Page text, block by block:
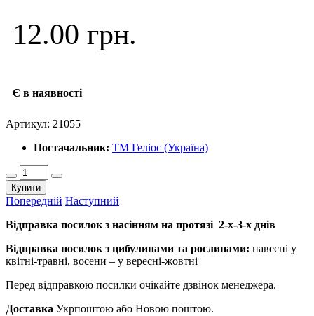
12.00 грн.
Є в наявності
Артикул: 21055
Постачальник: ТМ Геліос (Україна)
Купити
Попередній Наступний
Відправка посилок з насінням на протязі 2-х-3-х днів
Відправка посилок з цибулинами та рослинами: навесні у
квітні-травні, восени – у вересні-жовтні
Перед відправкою посилки очікайте дзвінок менеджера.
Доставка Укрпоштою або Новою поштою.